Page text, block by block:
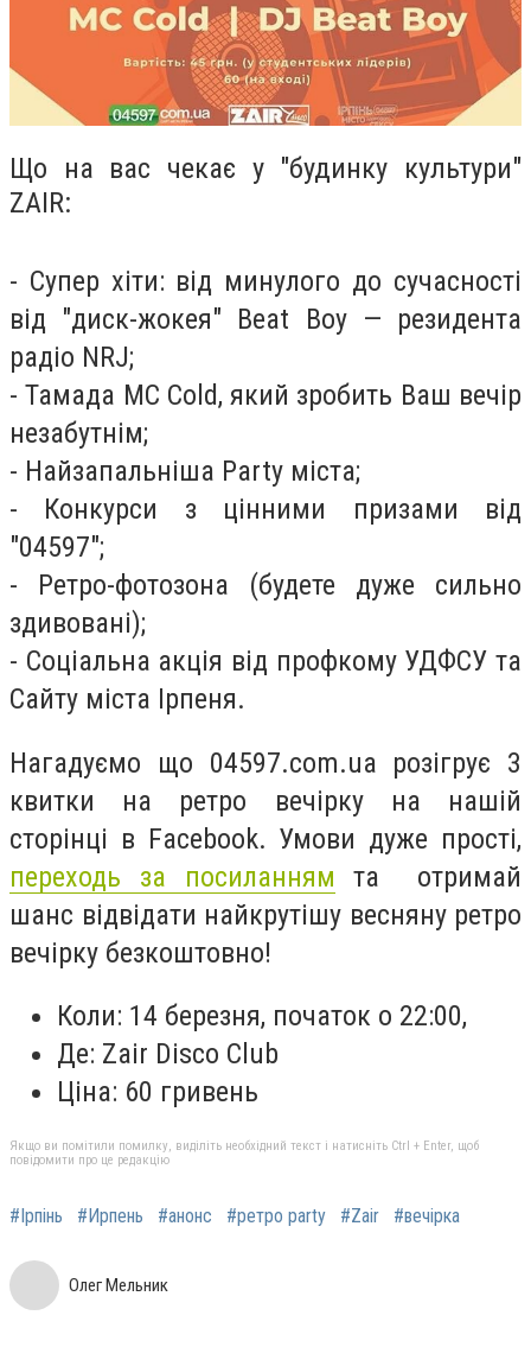
Що на вас чекає у "будинку культури"
ZAIR:
- Супер хіти: від минулого до сучасності
від "диск-жокея" Beat Boy — резидента
радіо NRJ;
- Тамада MC Cold, який зробить Ваш вечір
незабутнім;
- Найзапальніша Party міста;
- Конкурси з цінними призами від
"04597";
- Ретро-фотозона (будете дуже сильно
здивовані);
- Соціальна акція від профкому УДФСУ та
Сайту міста Ірпеня.
Нагадуємо що 04597.com.ua розігрує 3
квитки на ретро вечірку на нашій
сторінці в Facebook. Умови дуже прості,
переходь за посиланням та отримай
шанс відвідати найкрутішу весняну ретро
вечірку безкоштовно!
Коли: 14 березня, початок о 22:00,
Де: Zair Disco Club
Ціна: 60 гривень
Якщо ви помітили помилку, виділіть необхідний текст і натисніть Ctrl + Enter, щоб
повідомити про це редакцію
#Ірпінь #Ирпень #анонс #ретро party #Zair #вечірка
Олег Мельник